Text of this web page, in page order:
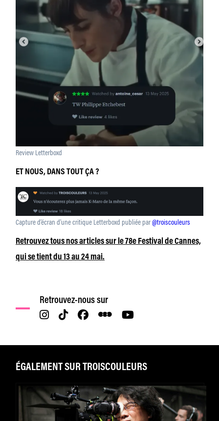
Review Letterboxd
ET NOUS, DANS TOUT ÇA ?
Capture d’écran d’une critique Letterboxd publiée par@troiscouleurs
Retrouvez tous nos articles sur le 78e Festival de Cannes,
qui se tient du 13 au 24 mai.
Retrouvez-nous sur
ÉGALEMENT SUR TROISCOULEURS